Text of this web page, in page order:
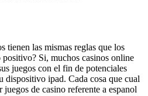
tienen las mismas reglas que los
Si, muchos casinos online
juegos con el fin de potenciales
dispositivo ipad. Cada cosa que cual
de casino referente a espanol